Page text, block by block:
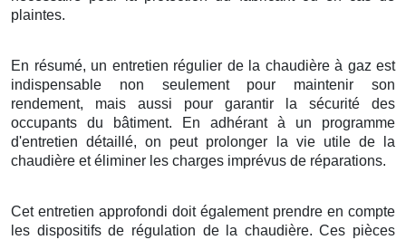
plaintes.
En résumé, un entretien régulier de la chaudière à gaz est
indispensable non seulement pour maintenir son
rendement, mais aussi pour garantir la sécurité des
occupants du bâtiment. En adhérant à un programme
d'entretien détaillé, on peut prolonger la vie utile de la
chaudière et éliminer les charges imprévus de réparations.
Cet entretien approfondi doit également prendre en compte
les dispositifs de régulation de la chaudière. Ces pièces